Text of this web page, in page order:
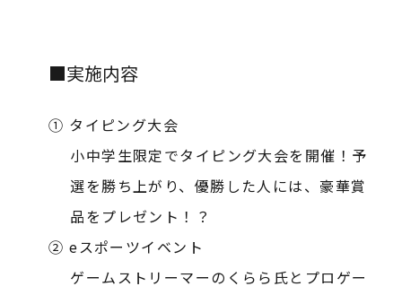
■実施内容
① タイピング大会
小中学生限定でタイピング大会を開催！予
選を勝ち上がり、優勝した人には、豪華賞
品をプレゼント！？
② eスポーツイベント
ゲームストリーマーのくらら氏とプロゲー